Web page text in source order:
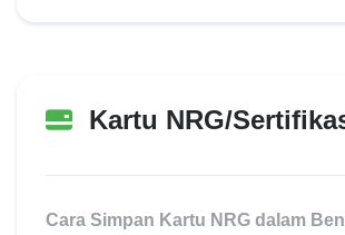
Kartu NRG/
Cara Simpan Kartu NRG dalam